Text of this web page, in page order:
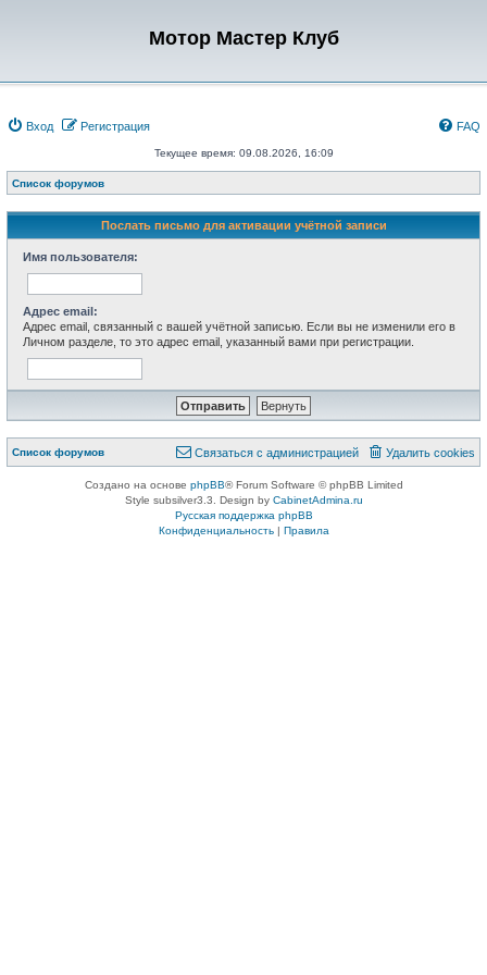
Мотор Мастер Клуб
Вход Регистрация FAQ
Текущее время: 09.08.2026, 16:09
Список форумов
Послать письмо для активации учётной записи
Имя пользователя:
Адрес email:
Адрес email, связанный с вашей учётной записью. Если вы не изменили его в
Личном разделе, то это адрес email, указанный вами при регистрации.
Список форумов Удалить cookies
Связаться с администрацией
Создано на основе phpBB® Forum Software © phpBB Limited
Style subsilver3.3. Design by CabinetAdmina.ru
Русская поддержка phpBB
Конфиденциальность| Правила